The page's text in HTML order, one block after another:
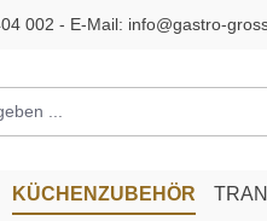
002 - E-Mail: info@gastro-
KÜCHENZUBEHÖR